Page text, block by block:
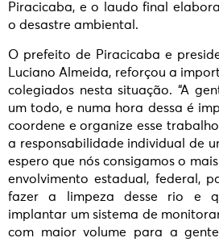
Piracicaba, e o laudo final
o desastre ambiental.
O prefeito de Piracicaba e
Luciano Almeida, reforçou a
colegiados nesta situação. “A
um todo, e numa hora dessa é
coordene e organize esse
a responsabilidade individual de
espero que nós consigamos o
envolvimento estadual, federal,
fazer a limpeza desse rio e
implantar um sistema de
com maior volume para a